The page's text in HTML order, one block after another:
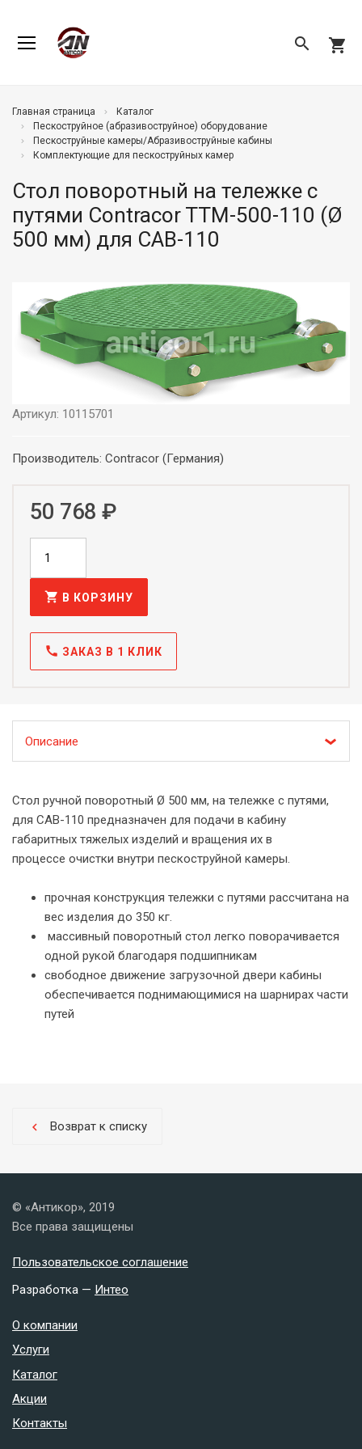
search shopping_cart
Главная страница
Каталог
Пескоструйное (абразивоструйное) оборудование
Пескоструйные камеры/Абразивоструйные кабины
Комплектующие для пескоструйных камер
Стол поворотный на тележке с
путями Contracor TTM-500-110 (Ø
500 мм) для CAB-110
Артикул: 10115701
Производитель: Contracor (Германия)
50 768 ₽
shopping_cart В КОРЗИНУ
call ЗАКАЗ В 1 КЛИК
Описание
Стол ручной поворотный Ø 500 мм, на тележке с путями,
для CAB-110 предназначен для подачи в кабину
габаритных тяжелых изделий и вращения их в
процессе очистки внутри пескоструйной камеры.
прочная конструкция тележки с путями раcсчитана на
вес изделия до 350 кг.
массивный поворотный стол легко поворачивается
одной рукой благодаря подшипникам
свободное движение загрузочной двери кабины
обеспечивается поднимающимися на шарнирах части
путей
chevron_left Возврат к списку
© «Антикор», 2019
Все права защищены
Пользовательское соглашение
Разработка — Интео
О компании
Услуги
Каталог
Акции
Контакты